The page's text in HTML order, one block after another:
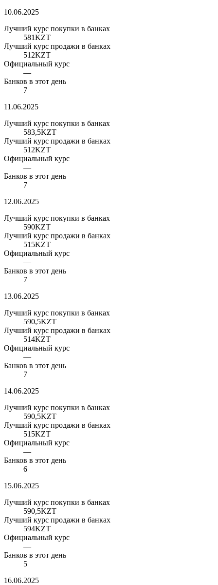
10.06.2025
Лучший курс покупки в банках
581KZT
Лучший курс продажи в банках
512KZT
Официальный курс
—
Банков в этот день
7
11.06.2025
Лучший курс покупки в банках
583,5KZT
Лучший курс продажи в банках
512KZT
Официальный курс
—
Банков в этот день
7
12.06.2025
Лучший курс покупки в банках
590KZT
Лучший курс продажи в банках
515KZT
Официальный курс
—
Банков в этот день
7
13.06.2025
Лучший курс покупки в банках
590,5KZT
Лучший курс продажи в банках
514KZT
Официальный курс
—
Банков в этот день
7
14.06.2025
Лучший курс покупки в банках
590,5KZT
Лучший курс продажи в банках
515KZT
Официальный курс
—
Банков в этот день
6
15.06.2025
Лучший курс покупки в банках
590,5KZT
Лучший курс продажи в банках
594KZT
Официальный курс
—
Банков в этот день
5
16.06.2025